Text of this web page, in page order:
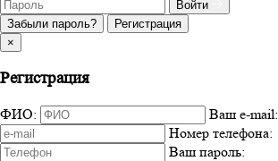
Войти
Забыли пароль?
Регистрация
×
Регистрация
ФИО:
Ваш e-mail:
Номер телефона:
Ваш пароль: